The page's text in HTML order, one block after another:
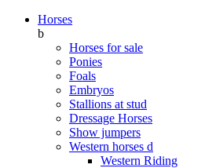
Horses
b
Horses for sale
Ponies
Foals
Embryos
Stallions at stud
Dressage Horses
Show jumpers
Western horses d
Western Riding